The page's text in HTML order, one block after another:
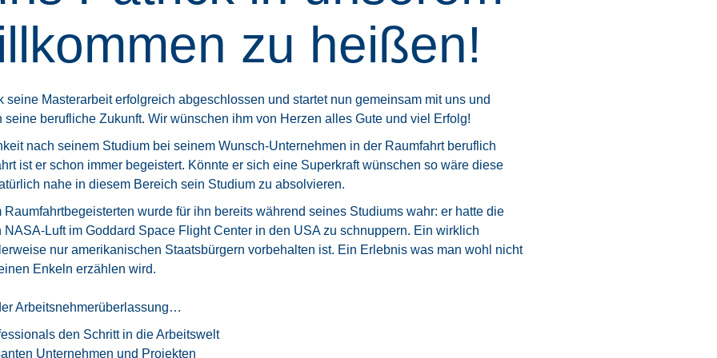
zu heißen!
seine Masterarbeit erfolgreich abgeschlossen und startet nun gemeinsam mit uns und
berufliche Zukunft. Wir wünschen ihm von Herzen alles Gute und viel Erfolg!
nach seinem Studium bei seinem Wunsch-Unternehmen in der Raumfahrt beruflich
ist er schon immer begeistert. Könnte er sich eine Superkraft wünschen so wäre diese
nahe in diesem Bereich sein Studium zu absolvieren.
wurde für ihn bereits während seines Studiums wahr: er hatte die
Luft im Goddard Space Flight Center in den USA zu schnuppern. Ein wirklich
nur amerikanischen Staatsbürgern vorbehalten ist. Ein Erlebnis was man wohl nicht
Enkeln erzählen wird.
Arbeitsnehmerüberlassung…
den Schritt in die Arbeitswelt
Unternehmen und Projekten